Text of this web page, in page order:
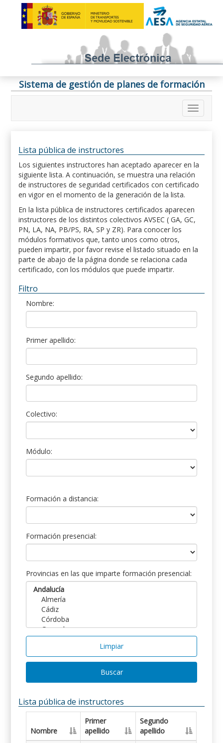
Sistema de gestión de planes de formación
Lista pública de instructores
Los siguientes instructores han aceptado aparecer en la
siguiente lista. A continuación, se muestra una relación
de instructores de seguridad certificados con certificado
en vigor en el momento de la generación de la lista.
En la lista pública de instructores certificados aparecen
instructores de los distintos colectivos AVSEC ( GA, GC,
PN, LA, NA, PB/PS, RA, SP y ZR). Para conocer los
módulos formativos que, tanto unos como otros,
pueden impartir, por favor revise el listado situado en la
parte de abajo de la página donde se relaciona cada
certificado, con los módulos que puede impartir.
Filtro
Nombre:
Primer apellido:
Segundo apellido:
Colectivo:
Módulo:
Formación a distancia:
Formación presencial:
Provincias en las que imparte formación presencial:
Limpiar
Buscar
Lista pública de instructores
Nombre
Primer
apellido
Segundo
apellido